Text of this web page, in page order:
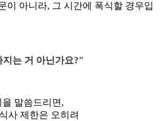
이 아니라, 그 시간에 폭식할 경우입
는 거 아닌가요?"
말씀드리면,
사 제한은 오히려